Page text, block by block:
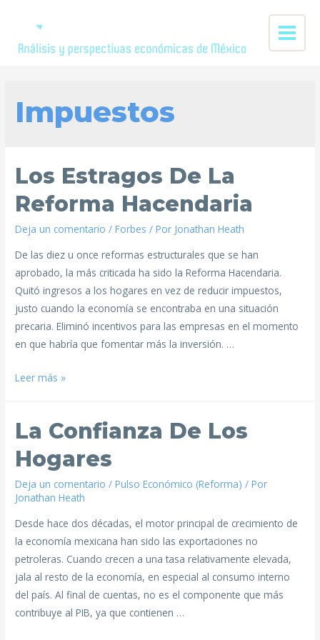
Impuestos
Los Estragos De La
Reforma Hacendaria
Deja un comentario /Forbes / Por Jonathan Heath
De las diez u once reformas estructurales que se han
aprobado, la más criticada ha sido la Reforma Hacendaria.
Quitó ingresos a los hogares en vez de reducir impuestos,
justo cuando la economía se encontraba en una situación
precaria. Eliminó incentivos para las empresas en el momento
en que habría que fomentar más la inversión. …
Leer más »
La Confianza De Los
Hogares
Deja un comentario /Pulso Económico (Reforma) / Por
Jonathan Heath
Desde hace dos décadas, el motor principal de crecimiento de
la economía mexicana han sido las exportaciones no
petroleras. Cuando crecen a una tasa relativamente elevada,
jala al resto de la economía, en especial al consumo interno
del país. Al final de cuentas, no es el componente que más
contribuye al PIB, ya que contienen …